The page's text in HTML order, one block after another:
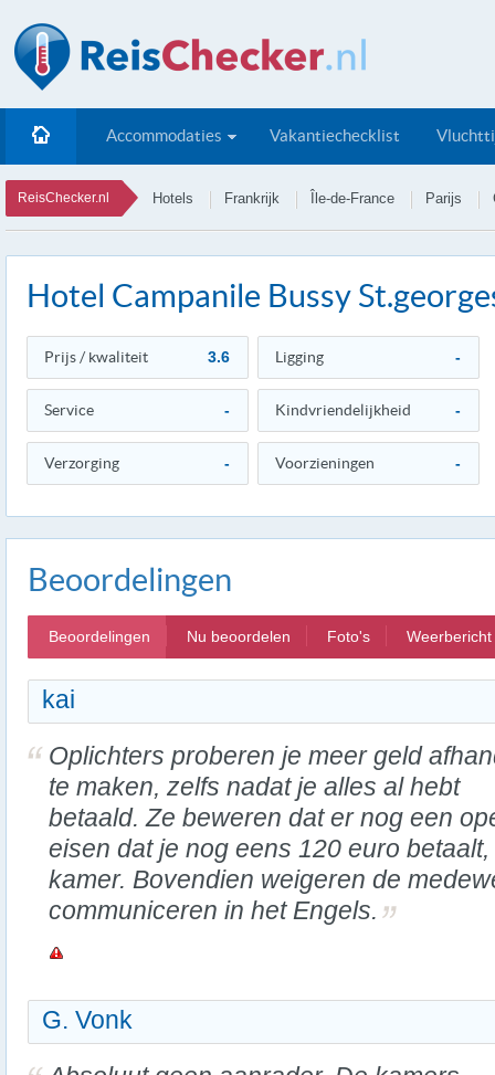
Accommodaties Vakantiechecklist
ReisChecker.nl Hotels Frankrijk Île-de-France Parijs
Hotel Campanile Bussy
Prijs / kwaliteit 3.6 Ligging -
Service - Kindvriendelijkheid -
Verzorging - Voorzieningen -
Beoordelingen
Beoordelingen Nu beoordelen Foto's Weerbericht
kai
Oplichters proberen je meer geld
te maken, zelfs nadat je alles al hebt
betaald. Ze beweren dat er nog een
eisen dat je nog eens 120 euro
kamer. Bovendien weigeren de
communiceren in het Engels.
G. Vonk